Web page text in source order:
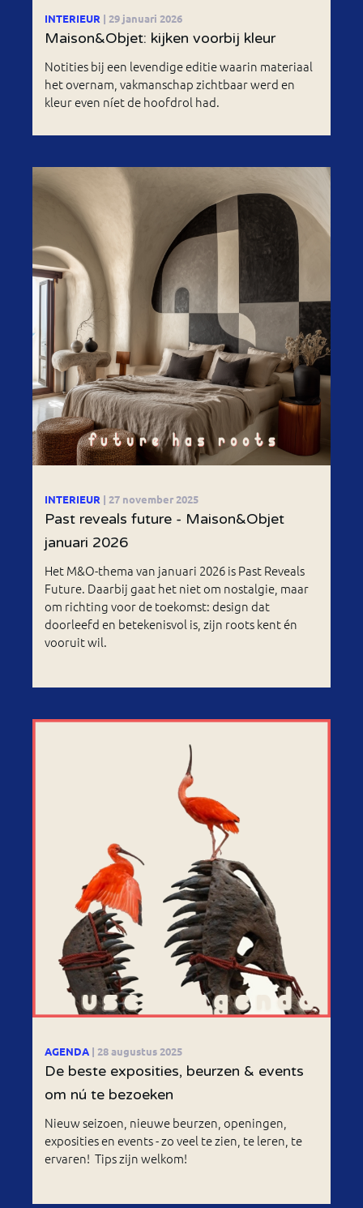
INTERIEUR | 29 januari 2026
Maison&Objet: kijken voorbij kleur
Notities bij een levendige editie waarin materiaal
het overnam, vakmanschap zichtbaar werd en
kleur even níet de hoofdrol had.
INTERIEUR | 27 november 2025
Past reveals future - Maison&Objet
januari 2026
Het M&O-thema van januari 2026 is Past Reveals
Future. Daarbij gaat het niet om nostalgie, maar
om richting voor de toekomst: design dat
doorleefd en betekenisvol is, zijn roots kent én
vooruit wil.
AGENDA | 28 augustus 2025
De beste exposities, beurzen & events
om nú te bezoeken
Nieuw seizoen, nieuwe beurzen, openingen,
exposities en events - zo veel te zien, te leren, te
ervaren! Tips zijn welkom!